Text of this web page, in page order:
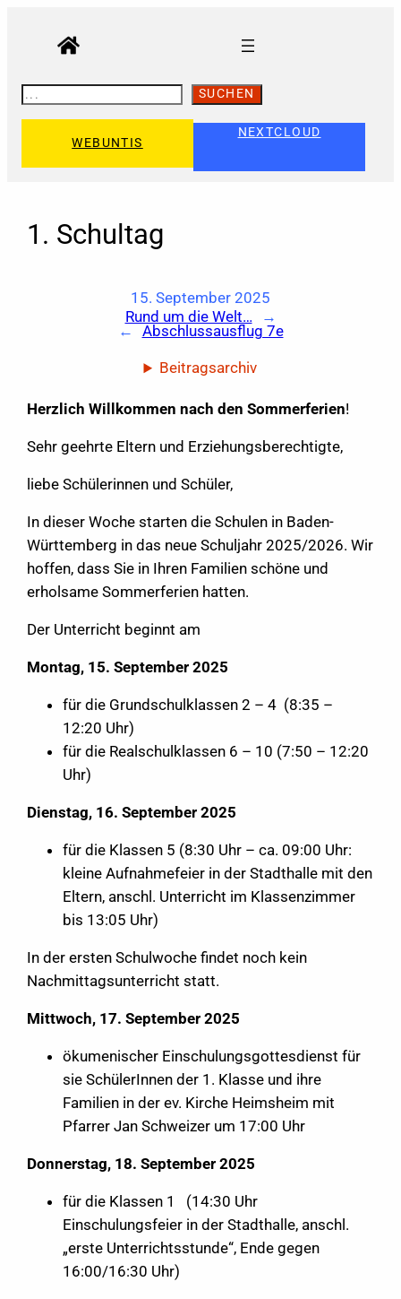
S
U
C
SUCHEN
WEBUNTIS
NEXTCLOUD
1. Schultag
15. September 2025
Rund um die Welt…
→
←
Abschlussausflug 7e
Beitragsarchiv
Herzlich Willkommen nach den Sommerferien!
Sehr geehrte Eltern und Erziehungsberechtigte,
liebe Schülerinnen und Schüler,
In dieser Woche starten die Schulen in Baden-
Württemberg in das neue Schuljahr 2025/2026. Wir
hoffen, dass Sie in Ihren Familien schöne und
erholsame Sommerferien hatten.
Der Unterricht beginnt am
Montag, 15. September 2025
für die Grundschulklassen 2 – 4 (8:35 –
12:20 Uhr)
für die Realschulklassen 6 – 10 (7:50 – 12:20
Uhr)
Dienstag, 16. September 2025
für die Klassen 5 (8:30 Uhr – ca. 09:00 Uhr:
kleine Aufnahmefeier in der Stadthalle mit den
Eltern, anschl. Unterricht im Klassenzimmer
bis 13:05 Uhr)
In der ersten Schulwoche findet noch kein
Nachmittagsunterricht statt.
Mittwoch, 17. September 2025
ökumenischer Einschulungsgottesdienst für
sie SchülerInnen der 1. Klasse und ihre
Familien in der ev. Kirche Heimsheim mit
Pfarrer Jan Schweizer um 17:00 Uhr
Donnerstag, 18. September 2025
für die Klassen 1 (14:30 Uhr
Einschulungsfeier in der Stadthalle, anschl.
„erste Unterrichtsstunde“, Ende gegen
16:00/16:30 Uhr)